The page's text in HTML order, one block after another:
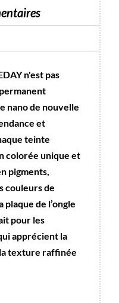
n'est pas
nano de nouvelle
et
teinte
colorée unique et
pigments,
couleurs de
de l’ongle
pour les
apprécient la
texture raffinée